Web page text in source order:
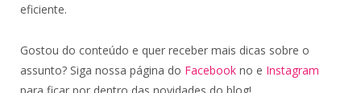
eficiente.
Gostou do conteúdo e quer receber mais dicas sobre o
assunto? Siga nossa página do Facebook no e Instagram
para ficar por dentro das novidades do blog!